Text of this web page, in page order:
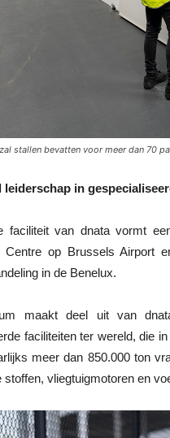
stallen bevatten voor meer dan 70
leiderschap in
faciliteit van dnata vormt
Centre op Brussels Airport
in de Benelux.
maakt deel uit van
faciliteiten ter wereld, die
meer dan 850.000 ton
stoffen, vliegtuigmotoren en